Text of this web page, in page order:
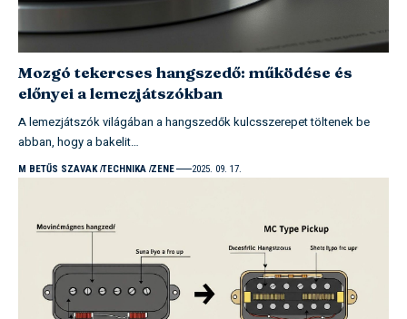
Mozgó tekercses hangszedő: működése és
előnyei a lemezjátszókban
A lemezjátszók világában a hangszedők kulcsszerepet töltenek be
abban, hogy a bakelit…
M BETŰS SZAVAK TECHNIKA ZENE 2025. 09. 17.